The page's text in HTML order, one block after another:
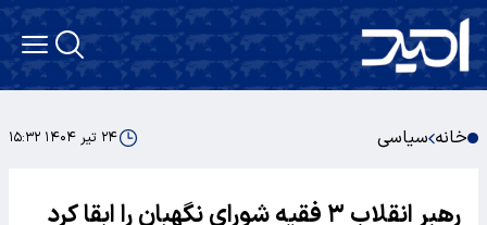
خانه سیاسی ۲۴ تیر ۱۴۰۴ ۱۵:۳۲
رهبر انقلاب ۳ فقیه شورای نگهبان را ابقا کرد